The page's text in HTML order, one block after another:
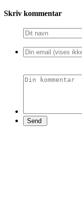
Skriv kommentar